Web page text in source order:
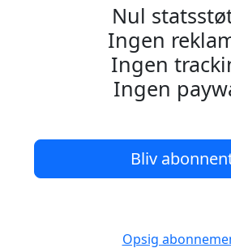
Nul
Ingen
Ingen
Ingen
Bliv
Opsig